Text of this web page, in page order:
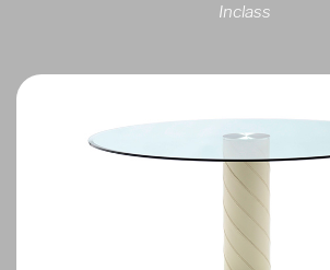
Inclass